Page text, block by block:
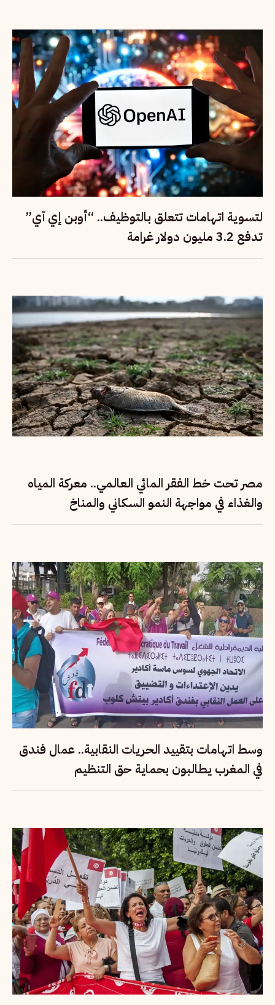
لتسوية اتهامات تتعلق بالتوظيف.. “أوبن إي آي”
تدفع 3.2 مليون دولار غرامة
مصر تحت خط الفقر المائي العالمي.. معركة المياه
والغذاء في مواجهة النمو السكاني والمناخ
وسط اتهامات بتقييد الحريات النقابية.. عمال فندق
في المغرب يطالبون بحماية حق التنظيم